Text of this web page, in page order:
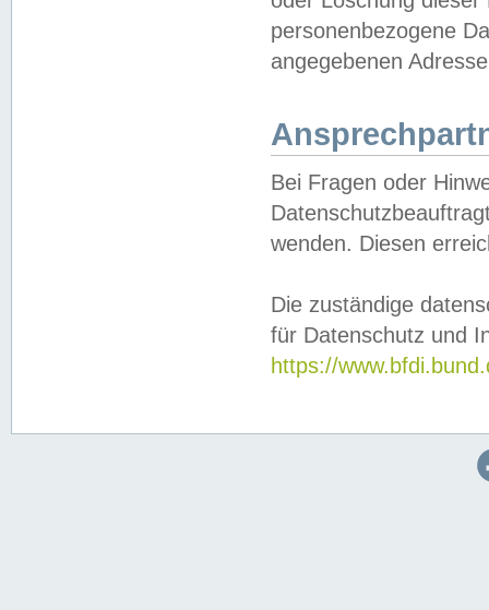
personenbezogene
angegebenen
Bei Fragen oder
wenden. Diesen
Die zuständige
für Datenschutz und
https://